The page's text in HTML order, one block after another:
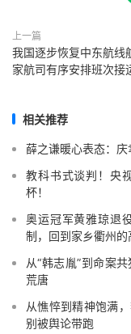
上一篇
我国逐步恢复中东航线
家航司有序安排班次接
相关推荐
薛之谦暖心表态：
教科书式谈判！央
杯！
奥运冠军黄雅琼退
制，回到家乡衢州的
从“韩志胤”到命案
荒唐
从憔悴到精神饱满
别被舆论带跑